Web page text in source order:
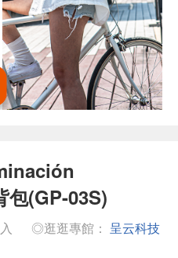
包(GP-03S)
◎逛逛專館： 呈云科技